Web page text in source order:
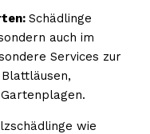
Schädlinge
auch im
Services zur
wie